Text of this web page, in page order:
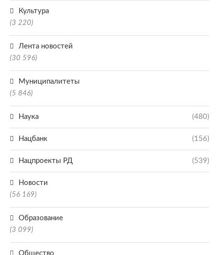
Культура
(3 220)
Лента новостей
(30 596)
Муниципалитеты
(5 846)
Наука (480)
Нацбанк (156)
Нацпроекты РД (539)
Новости
(56 169)
Образование
(3 099)
Общество